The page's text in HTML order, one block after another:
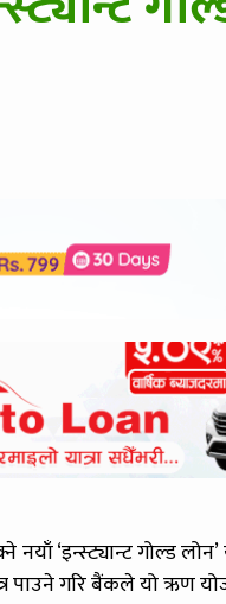
‘इन्स्ट्यान्ट गोल्ड
गरि बैंकले यो ऋण